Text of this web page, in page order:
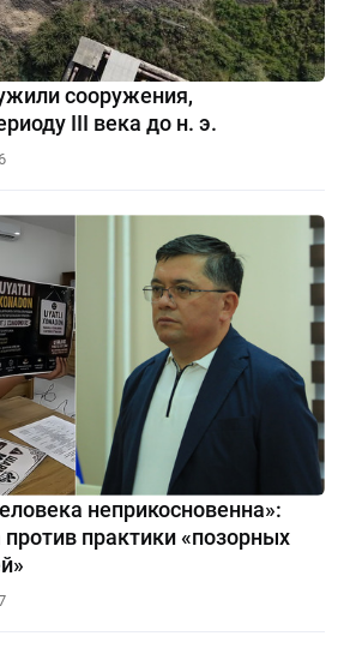
сооружения,
III века до н. э.
неприкосновенна»:
практики «позорных